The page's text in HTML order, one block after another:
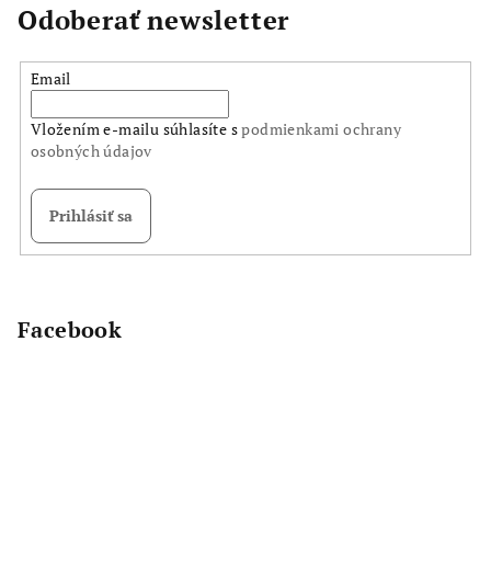
Odoberať newsletter
Email
Vložením e-mailu súhlasíte spodmienkami ochrany
osobných údajov
Prihlásiť sa
Facebook